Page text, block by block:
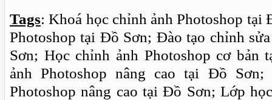
Tags: Khoá học chỉnh ảnh Photoshop tại
Photoshop tại Đồ Sơn; Đào tạo chỉnh
Sơn; Học chỉnh ảnh Photoshop cơ bản
ảnh Photoshop nâng cao tại Đồ
Photoshop nâng cao tại Đồ Sơn; Lớp